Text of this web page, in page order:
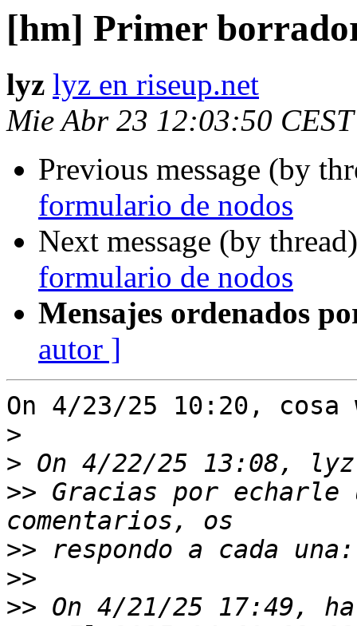
[hm] Primer
lyz lyz en riseup.net
Mie Abr 23 12:03:50
Previous message (by
formulario de nodos
Next message (by
formulario de nodos
Mensajes ordenados
autor ]
On 4/23/25 10:20, cosa
>
>
>> Gracias por
>>
>>
>>